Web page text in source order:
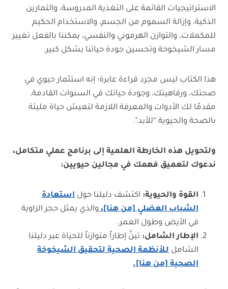
الاستراتيجيات القائمة على التغذية المدروسة، والتمارين
الذكية، وإزالة السموم من الجسم، والاستخدام الحكيم
للمكملات، والتوازن الهرموني والنفسي، يمكننا بالفعل تغيير
مسار الشيخوخة وتحسين جودة حياتنا بشكل كبير.
هذا الكتاب ليس مجرد قراءة عابرة؛ إنه استثمار حيوي في
صحتك، ورفاهيتك، وجودة حياتك في السنوات القادمة،
مقدمًا لك الأدوات والمعرفة اللازمة لتعيش حياة مليئة
بالصحة والحيوية “للأبد”.
ولتحويل هذه الخارطة العلمية إلى برنامج عملي متكامل،
ندعوك لتعميق فهمك في مجالين حيويين:
القوة والحيوية: اكتشف دليلنا حول استعادة
الشباب العضلي [من هنا]،والذي يمثل حجر الزاوية
في الأيض وطول العمر.
الإطار الشامل: تبنَّ إطاراً متوازناً للحياة عبر دليلنا
الشامل لـلأنظمة الصحية لتحقيق الشيخوخة
الصحية [من هنا].